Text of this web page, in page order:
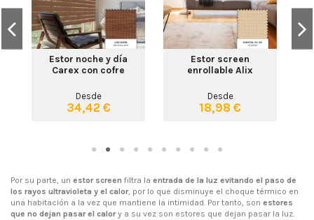
Estor noche y día
Carex con cofre
Desde
34,42 €
Estor screen
enrollable Alix
Desde
18,98 €
Por su parte, un estor screen filtra la entrada de la luz evitando el paso de
los rayos ultravioleta y el calor, por lo que disminuye el choque térmico en
una habitación a la vez que mantiene la intimidad. Por tanto, son estores
que no dejan pasar el calory a su vez son estores que dejan pasar la luz.